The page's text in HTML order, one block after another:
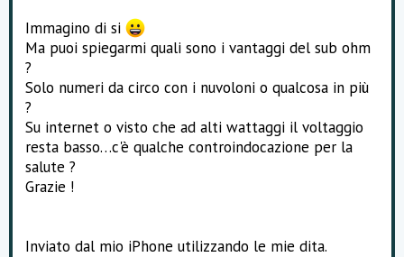
Immagino di si
Ma puoi spiegarmi quali sono i vantaggi del sub ohm
?
Solo numeri da circo con i nuvoloni o qualcosa in più
?
Su internet o visto che ad alti wattaggi il voltaggio
resta basso…c'è qualche controindocazione per la
salute ?
Grazie !
Inviato dal mio iPhone utilizzando le mie dita.